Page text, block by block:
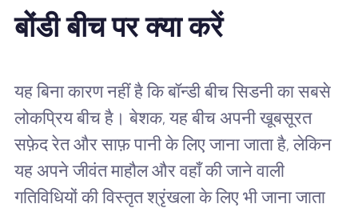
बोंडी बीच पर क्या करें
यह बिना कारण नहीं है कि बॉन्डी बीच सिडनी का सबसे
लोकप्रिय बीच है। बेशक, यह बीच अपनी खूबसूरत
सफ़ेद रेत और साफ़ पानी के लिए जाना जाता है, लेकिन
यह अपने जीवंत माहौल और वहाँ की जाने वाली
गतिविधियों की विस्तृत श्रृंखला के लिए भी जाना जाता